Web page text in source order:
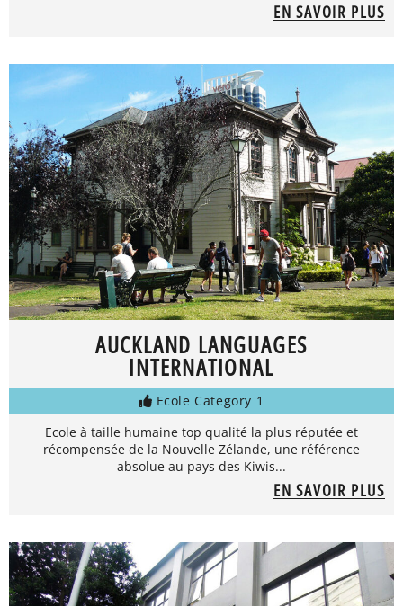
EN SAVOIR PLUS
AUCKLAND LANGUAGES
INTERNATIONAL
Ecole Category 1
Ecole à taille humaine top qualité la plus réputée et
récompensée de la Nouvelle Zélande, une référence
absolue au pays des Kiwis...
EN SAVOIR PLUS